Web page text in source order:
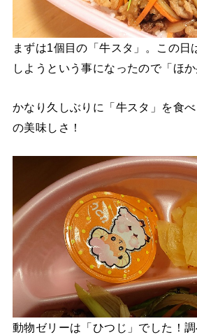
まずは1個目の「牛スタ」。この日
しようという事になったので「ほか
かなり久しぶりに「牛スタ」を食
の美味しさ！
動物ゼリーは「ひつじ」でした！